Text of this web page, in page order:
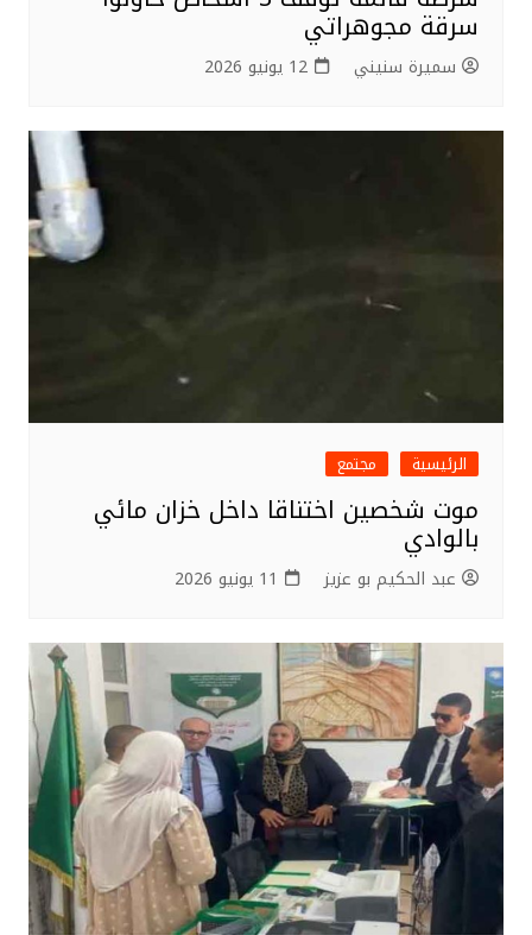
سرقة مجوهراتي
سميرة سنيني 12 يونيو 2026
الرئيسية مجتمع
موت شخصين اختناقا داخل خزان مائي
بالوادي
عبد الحكيم بو عزيز 11 يونيو 2026